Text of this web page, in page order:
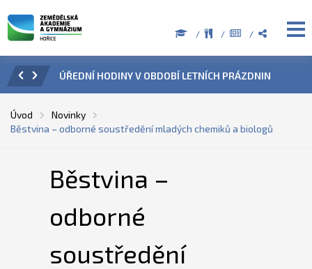
ÚŘEDNÍ HODINY V OBDOBÍ LETNÍCH PRÁZDNIN
Úvod
Novinky
Běstvina – odborné soustředění mladých chemiků a biologů
Běstvina –
odborné
soustředění